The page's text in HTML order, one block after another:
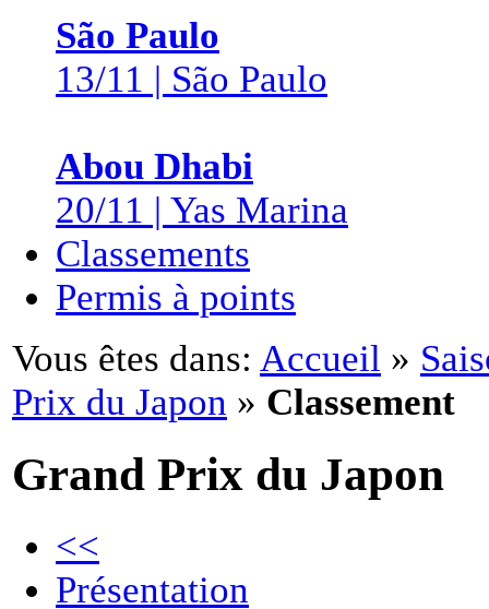
São Paulo
13/11 | São Paulo
Abou Dhabi
20/11 | Yas Marina
Classements
Permis à points
Vous êtes dans: Accueil »
Prix du Japon » Classement
Grand Prix du Japon
<<
Présentation